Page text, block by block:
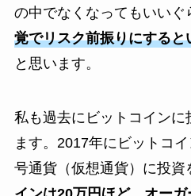
の中でなくなってもいいぐ
覚でリスク前振りにすると
と思います。
私も過去にビットコインに
ます。2017年にビットコ
号通貨（仮想通貨）に投資